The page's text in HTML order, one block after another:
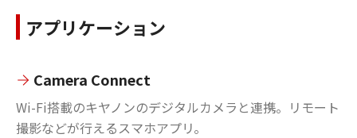
アプリケーション
Camera Connect
Wi-Fi搭載のキヤノンのデジタルカメラと連携。リモート
撮影などが行えるスマホアプリ。